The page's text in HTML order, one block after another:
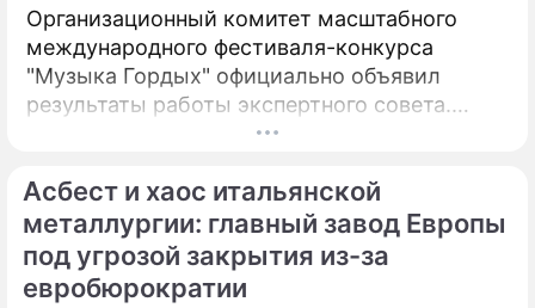
Организационный комитет масштабного
международного фестиваля-конкурса
"Музыка Гордых" официально объявил
результаты работы экспертного совета.
После длительного и тщательного изучения
сформирован шорт-лист из 100 лучших
исполнителей.
Асбест и хаос итальянской
металлургии: главный завод Европы
под угрозой закрытия из-за
евробюрократии